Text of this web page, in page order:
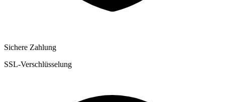
Sichere Zahlung
SSL-Verschlüsselung